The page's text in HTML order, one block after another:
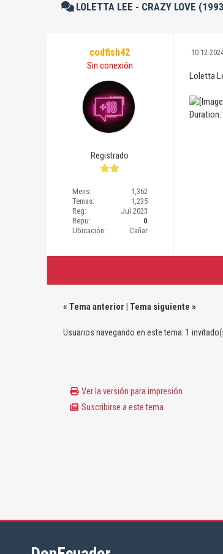
LOLETTA LEE - CRAZY LOVE
codfish42
Sin conexión
Registrado
Mens:
1,362
Temas:
1,235
Reg:
Jul 2023
Repu:
0
Ubicación:
Cañar
10-12-
Loletta
« Tema anterior | Tema siguiente »
Usuarios navegando en este tema: 1
Ver la versión para impresión
Suscribirse a este tema